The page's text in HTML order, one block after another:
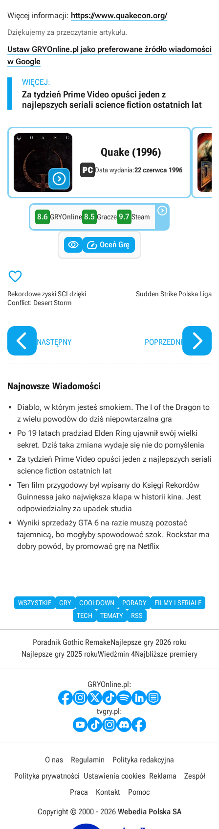
Więcej informacji: https://www.quakecon.org/
Dziękujemy za przeczytanie artykułu.
Ustaw GRYOnline.pl jako preferowane źródło wiadomości
w Google
WIĘCEJ:
Za tydzień Prime Video opuści jeden z
najlepszych seriali science fiction ostatnich lat

Quake (1996)
Data wydania:22 czerwca 1996
8.6 GRYOnline 8.5 Gracze 9.7 Steam 
  Oceń Grę

Rekordowe zyski SCI dzięki
Conflict: Desert Storm
NASTĘPNY
Sudden Strike Polska Liga
POPRZEDNI
Najnowsze Wiadomości
Diablo, w którym jesteś smokiem. The I of the Dragon to
z wielu powodów do dziś niepowtarzalna gra
Po 19 latach pradziad Elden Ring ujawnił swój wielki
sekret. Dziś taka zmiana wydaje się nie do pomyślenia
Za tydzień Prime Video opuści jeden z najlepszych seriali
science fiction ostatnich lat
Ten film przygodowy był wpisany do Księgi Rekordów
Guinnessa jako największa klapa w historii kina. Jest
odpowiedzialny za upadek studia
Wyniki sprzedaży GTA 6 na razie muszą pozostać
tajemnicą, bo mogłyby spowodować szok. Rockstar ma
dobry powód, by promować grę na Netflix
WSZYSTKIE GRY COOLDOWN PORADY
FILMY I SERIALE
TECH
TEMATY RSS
Poradnik Gothic RemakeNajlepsze gry 2026 roku
Najlepsze gry 2025 rokuWiedźmin 4Najbliższe premiery
GRYOnline.pl:
tvgry.pl:
O nas Regulamin
Polityka redakcyjna
Polityka prywatności Ustawienia cookies Reklama
Zespół
Praca
Kontakt Pomoc
Copyright © 2000 - 2026 Webedia Polska SA